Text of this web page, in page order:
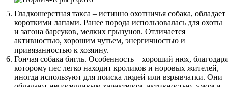
Гладкошерстная такса – истинно охотничья собака, обладает
короткими лапами. Ранее порода использовалась для охоты
и загона барсуков, мелких грызунов. Отличается
активностью, хорошим чутьем, энергичностью и
привязанностью к хозяину.
Гончая собака бигль. Особенность – хороший нюх, благодаря
которому пес легко находит кроликов и норовых жителей,
иногда используют для поиска людей или взрывчатки. Они